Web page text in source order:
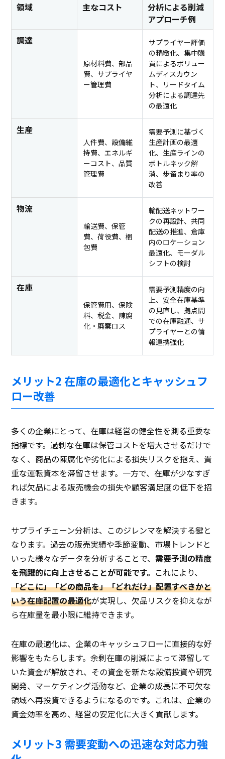
領域
主なコスト
分析による削減
アプローチ例
調達
原材料費、部品
費、サプライヤ
ー管理費
サプライヤー評価
の精緻化、集中購
買によるボリュー
ムディスカウン
ト、リードタイム
分析による調達先
の最適化
生産
人件費、設備維
持費、エネルギ
ーコスト、品質
管理費
需要予測に基づく
生産計画の最適
化、生産ラインの
ボトルネック解
消、歩留まり率の
改善
物流
輸送費、保管
費、荷役費、梱
包費
輸配送ネットワー
クの再設計、共同
配送の推進、倉庫
内のロケーション
最適化、モーダル
シフトの検討
在庫
保管費用、保険
料、税金、陳腐
化・廃棄ロス
需要予測精度の向
上、安全在庫基準
の見直し、拠点間
での在庫融通、サ
プライヤーとの情
報連携強化
メリット2 在庫の最適化とキャッシュフ
ロー改善
多くの企業にとって、在庫は経営の健全性を測る重要な
指標です。過剰な在庫は保管コストを増大させるだけで
なく、商品の陳腐化や劣化による損失リスクを抱え、貴
重な運転資本を滞留させます。一方で、在庫が少なすぎ
れば欠品による販売機会の損失や顧客満足度の低下を招
きます。
サプライチェーン分析は、このジレンマを解決する鍵と
なります。過去の販売実績や季節変動、市場トレンドと
いった様々なデータを分析することで、需要予測の精度
を飛躍的に向上させることが可能です。 これにより、
「どこに」「どの商品を」「どれだけ」配置すべきかと
いう在庫配置の最適化が実現し、欠品リスクを抑えなが
ら在庫量を最小限に維持できます。
在庫の最適化は、企業のキャッシュフローに直接的な好
影響をもたらします。余剰在庫の削減によって滞留して
いた資金が解放され、その資金を新たな設備投資や研究
開発、マーケティング活動など、企業の成長に不可欠な
領域へ再投資できるようになるのです。これは、企業の
資金効率を高め、経営の安定化に大きく貢献します。
メリット3 需要変動への迅速な対応力強